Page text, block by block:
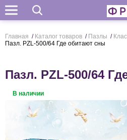
Поиск
Главная / Каталог товаров / Пазлы /
Пазл. PZL-500/64 Где обитают сны
Пазл. PZL-500/64
В наличии